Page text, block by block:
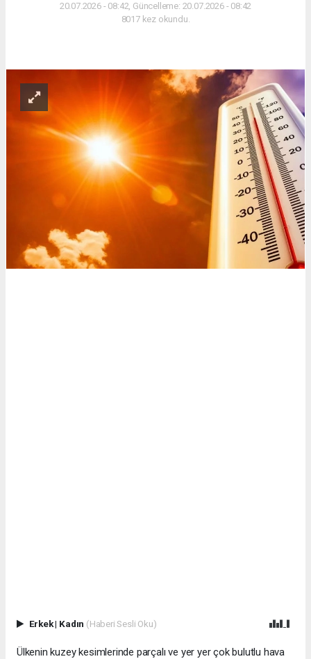
20.07.2026 - 08:42, Güncelleme: 20.07.2026 - 08:42
8017 kez okundu.
Erkek| Kadın (Haberi Sesli Oku)
Ülkenin kuzey kesimlerinde parçalı ve yer yer çok bulutlu hava